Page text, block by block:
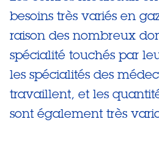
besoins très variés en
raison des nombreux
spécialité touchés par
les spécialités des
travaillent, et les
sont également très